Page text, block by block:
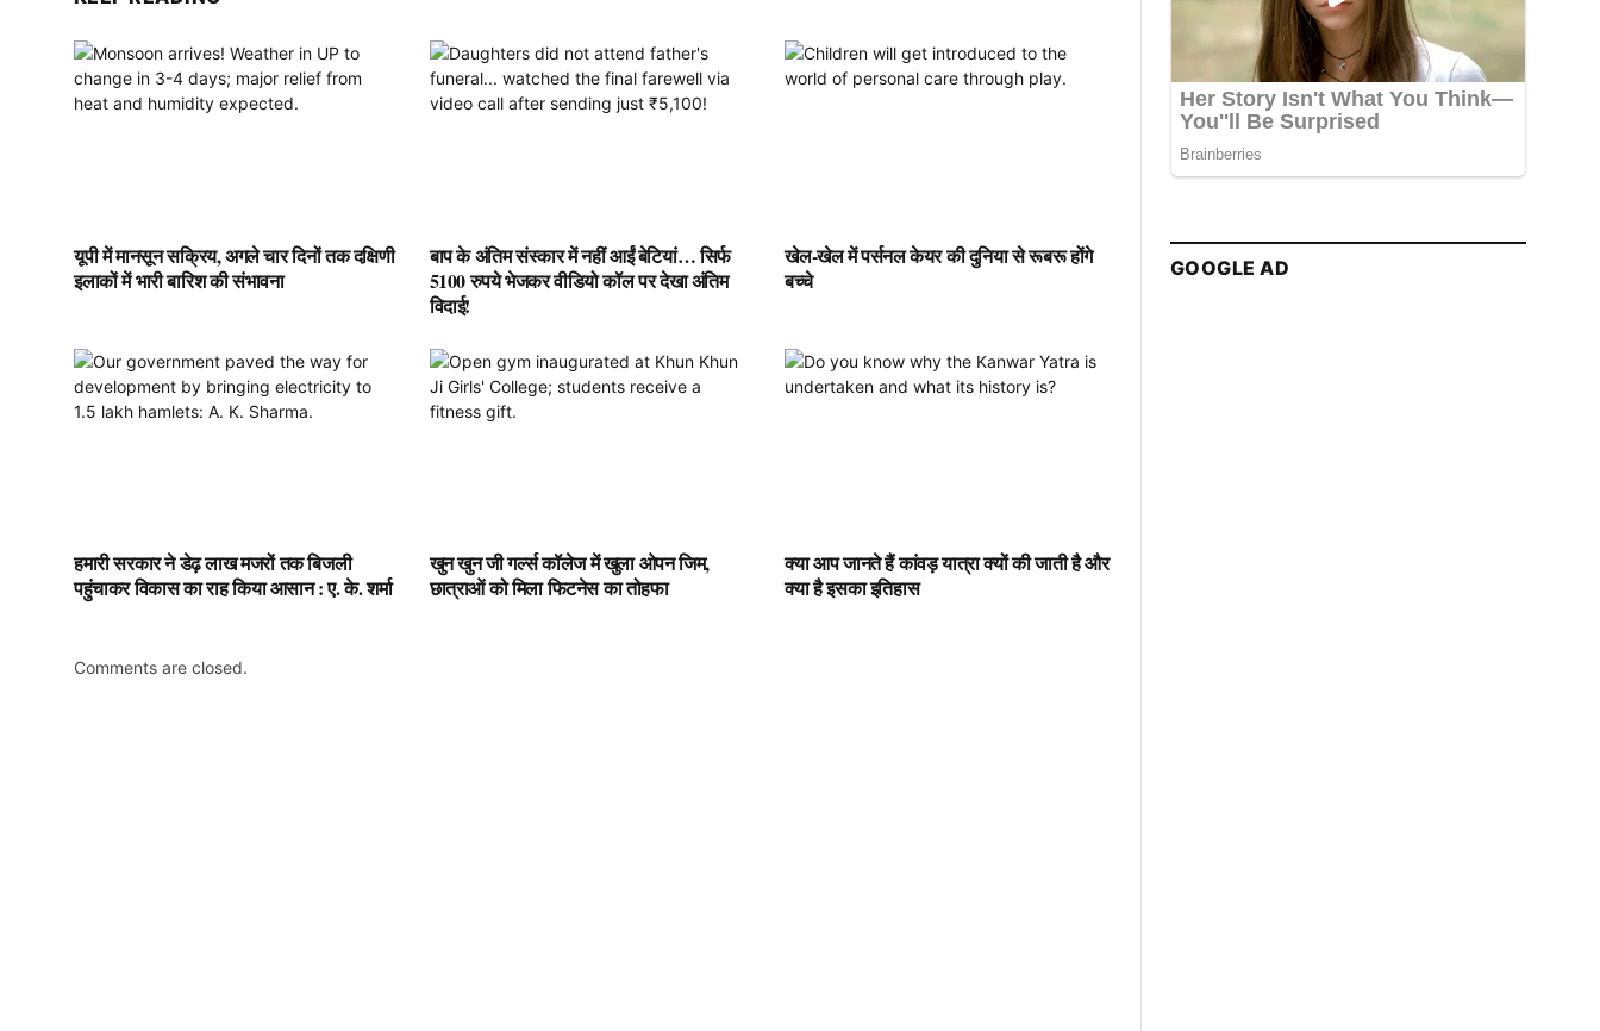
यूपी में मानसून सक्रिय, अगले चार दिनों तक दक्षिणी
इलाकों में भारी बारिश की संभावना
बाप के अंतिम संस्कार में नहीं आईं बेटियां… सिर्फ
5100 रुपये भेजकर वीडियो कॉल पर देखा अंतिम
विदाई!
खेल-खेल में पर्सनल केयर की दुनिया से रूबरू होंगे
बच्चे
हमारी सरकार ने डेढ़ लाख मजरों तक बिजली
पहुंचाकर विकास का राह किया आसान : ए. के. शर्मा
खुन खुन जी गर्ल्स कॉलेज में खुला ओपन जिम,
छात्राओं को मिला फिटनेस का तोहफा
क्या आप जानते हैं कांवड़ यात्रा क्यों की जाती है और
क्या है इसका इतिहास
Comments are closed.
GOOGLE AD